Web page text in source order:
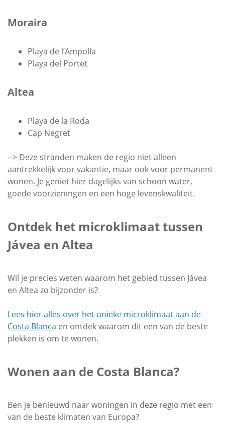
Moraira
Playa de l’Ampolla
Playa del Portet
Altea
Playa de la Roda
Cap Negret
--> Deze stranden maken de regio niet alleen
aantrekkelijk voor vakantie, maar ook voor permanent
wonen. Je geniet hier dagelijks van schoon water,
goede voorzieningen en een hoge levenskwaliteit.
Ontdek het microklimaat tussen
Jávea en Altea
Wil je precies weten waarom het gebied tussen Jávea
en Altea zo bijzonder is?
Lees hier alles over het unieke microklimaat aan de
Costa Blanca en ontdek waarom dit een van de beste
plekken is om te wonen.
Wonen aan de Costa Blanca?
Ben je benieuwd naar woningen in deze regio met een
van de beste klimaten van Europa?